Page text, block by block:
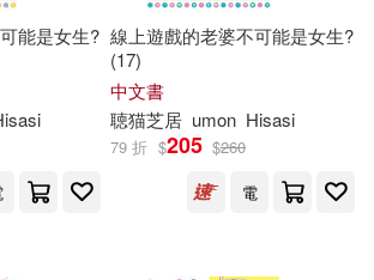
Hisasi/角色原案(1)
(1)
(1)
能是女生? 線上遊戲的老婆不可能是女生?
(17)
中文書
聴猫芝居 umon Hisasi
79 折 $205 $260
電